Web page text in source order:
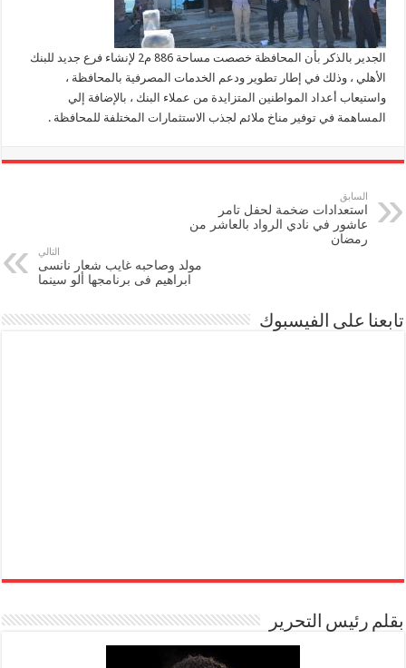
الجدير بالذكر بأن المحافظة خصصت مساحة 886 م2 لإنشاء فرع جديد للبنك
الأهلي ، وذلك في إطار تطوير ودعم الخدمات المصرفية بالمحافظة ،
واستيعاب أعداد المواطنين المتزايدة من عملاء البنك ، بالإضافة إلي
المساهمة في توفير مناخ ملائم لجذب الاستثمارات المختلفة للمحافظة .
السابق
استعدادات ضخمة لحفل تامر
عاشور في نادي الرواد بالعاشر من
رمضان
التالي
مولد وصاحبه غايب شعار نانسى
ابراهيم فى برنامجها ألو سينما
تابعنا على الفيسبوك
بقلم رئيس التحرير